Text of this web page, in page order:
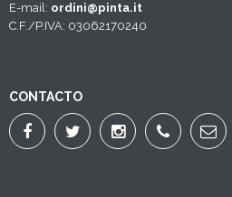
E-mail: ordini@pinta.it
C.F./P.IVA: 03062170240
CONTACTO